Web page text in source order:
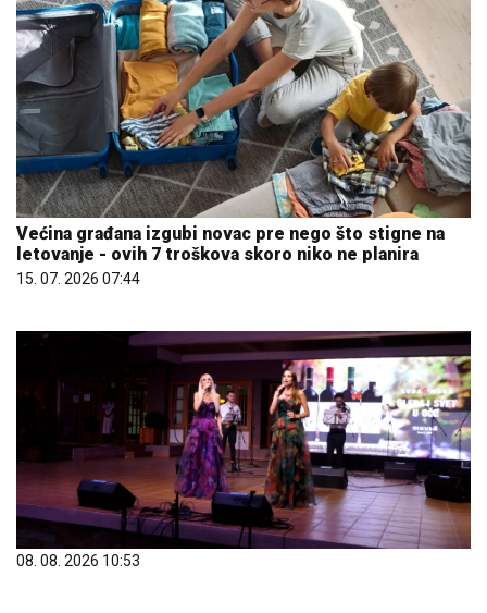
Većina građana izgubi novac pre nego što stigne na
letovanje - ovih 7 troškova skoro niko ne planira
15. 07. 2026 07:44
08. 08. 2026 10:53